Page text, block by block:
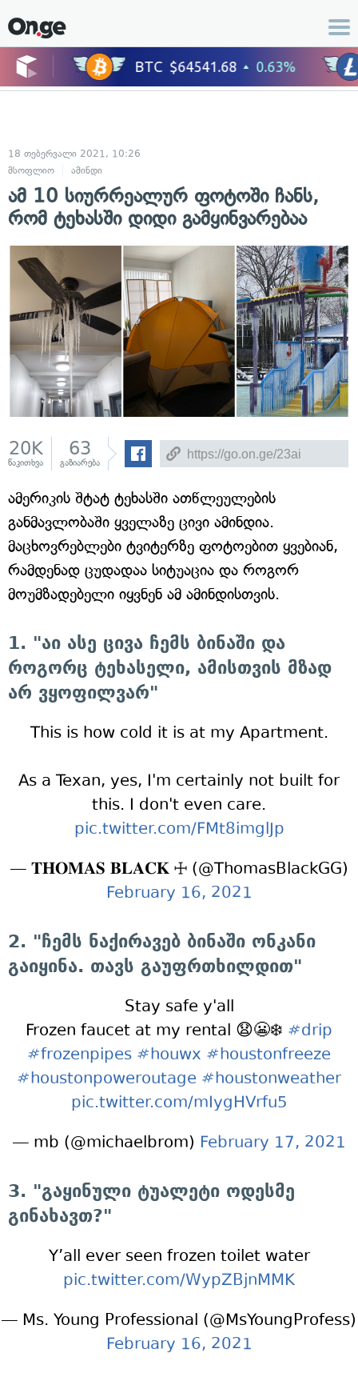
18 თებერვალი 2021, 10:26
მსოფლიო
ამინდი
ამ 10 სიურრეალურ ფოტოში ჩანს,
რომ ტეხასში დიდი გამყინვარებაა
20K
წაკითხვა
63
გაზიარება
ამერიკის შტატ ტეხასში ათწლეულების
განმავლობაში ყველაზე ცივი ამინდია.
მაცხოვრებლები ტვიტერზე ფოტოებით ყვებიან,
რამდენად ცუდადაა სიტუაცია და როგორ
მოუმზადებელი იყვნენ ამ ამინდისთვის.
1. "აი ასე ცივა ჩემს ბინაში და
როგორც ტეხასელი, ამისთვის მზად
არ ვყოფილვარ"
This is how cold it is at my Apartment.
As a Texan, yes, I'm certainly not built for
this. I don't even care.
pic.twitter.com/FMt8imglJp
— 𝐓𝐇𝐎𝐌𝐀𝐒 𝐁𝐋𝐀𝐂𝐊 ☩ (@ThomasBlackGG)
February 16, 2021
2. "ჩემს ნაქირავებ ბინაში ონკანი
გაიყინა. თავს გაუფრთხილდით"
Stay safe y'all
Frozen faucet at my rental 😧😬❄️ #drip
#frozenpipes #houwx #houstonfreeze
#houstonpoweroutage #houstonweather
pic.twitter.com/mIygHVrfu5
— mb (@michaelbrom) February 17, 2021
3. "გაყინული ტუალეტი ოდესმე
გინახავთ?"
Y’all ever seen frozen toilet water
pic.twitter.com/WypZBjnMMK
— Ms. Young Professional (@MsYoungProfess)
February 16, 2021